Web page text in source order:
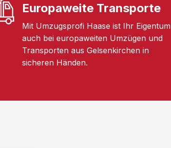
Europaweite Transporte
Mit Umzugsprofi Haase ist Ihr Eigentum
auch bei europaweiten Umzügen und
Transporten aus Gelsenkirchen in
sicheren Händen.